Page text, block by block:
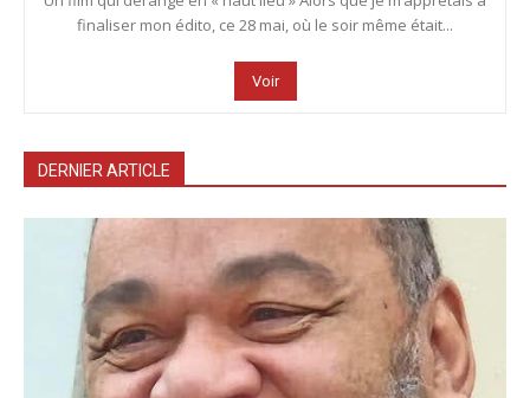
finaliser mon édito, ce 28 mai, où le soir même était...
Voir
DERNIER ARTICLE